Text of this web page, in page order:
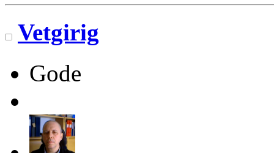
Vetgirig
Gode